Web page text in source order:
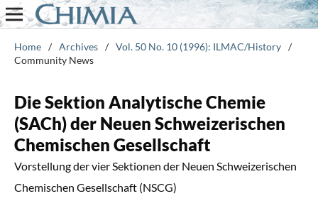
Home / Archives / Vol. 50 No. 10 (1996): ILMAC/History /
Community News
Die Sektion Analytische Chemie
(SACh) der Neuen Schweizerischen
Chemischen Gesellschaft
Vorstellung der vier Sektionen der Neuen Schweizerischen
Chemischen Gesellschaft (NSCG)